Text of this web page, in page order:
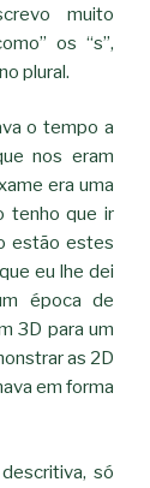
muito
os “s”,
plural.
o tempo a
nos eram
era uma
tenho que ir
estão estes
eu lhe dei
época de
3D para um
as 2D
em forma
só